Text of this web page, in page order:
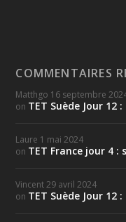
COMMENTAIRES
Matthgo 16 septembre
on TET Suède Jour 12
Laure 1 mai 2024
on TET France jour 4 :
Vincent 29 avril 2024
on TET Suède Jour 12